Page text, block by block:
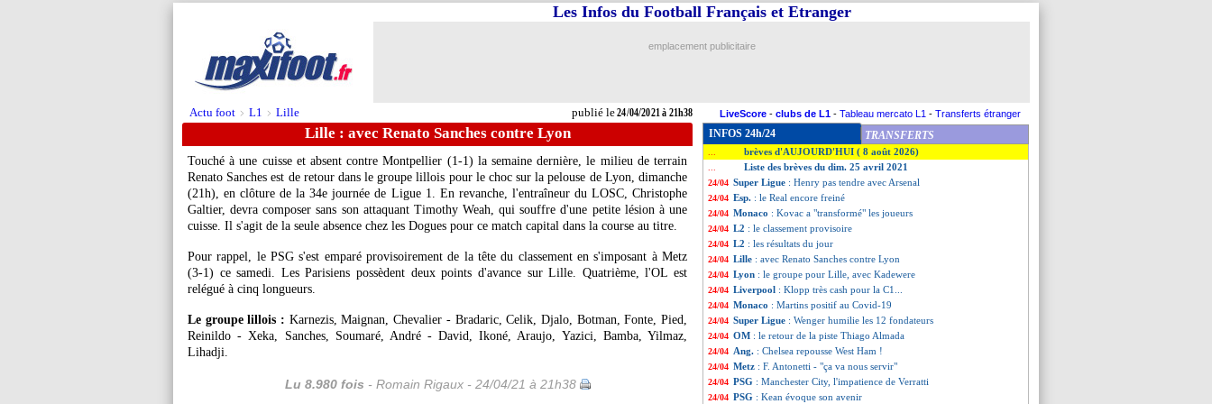
Actu foot > L1 > Lille publié le24/04/2021 à 21h38
Les Infos du Football Français et Etranger
emplacement publicitaire
LiveScore - clubs de L1 - Tableau mercato L1 - Transferts étranger
Lille : avec Renato Sanches contre Lyon
Touché à une cuisse et absent contre Montpellier (1-1) la semaine dernière, le milieu de terrain
Renato Sanches est de retour dans le groupe lillois pour le choc sur la pelouse de Lyon, dimanche
(21h), en clôture de la 34e journée de Ligue 1. En revanche, l'entraîneur du LOSC, Christophe
Galtier, devra composer sans son attaquant Timothy Weah, qui souffre d'une petite lésion à une
cuisse. Il s'agit de la seule absence chez les Dogues pour ce match capital dans la course au titre.
Pour rappel, le PSG s'est emparé provisoirement de la tête du classement en s'imposant à Metz
(3-1) ce samedi. Les Parisiens possèdent deux points d'avance sur Lille. Quatrième, l'OL est
relégué à cinq longueurs.
Le groupe lillois : Karnezis, Maignan, Chevalier - Bradaric, Celik, Djalo, Botman, Fonte, Pied,
Reinildo - Xeka, Sanches, Soumaré, André - David, Ikoné, Araujo, Yazici, Bamba, Yilmaz,
Lihadji.
Lu 8.980 fois - Romain Rigaux - 24/04/21 à 21h38
INFOS 24h/24 TRANSFERTS
brèves d'AUJOURD'HUI ( 8 août 2026)
Liste des brèves du dim. 25 avril 2021
24/04 Super Ligue : Henry pas tendre avec Arsenal
24/04 Esp. : le Real encore freiné
24/04 Monaco : Kovac a "transformé" les joueurs
24/04 L2 : le classement provisoire
24/04 L2 : les résultats du jour
24/04 Lille : avec Renato Sanches contre Lyon
24/04 Lyon : le groupe pour Lille, avec Kadewere
24/04 Liverpool : Klopp très cash pour la C1...
24/04 Monaco : Martins positif au Covid-19
24/04 Super Ligue : Wenger humilie les 12 fondateurs
24/04 OM : le retour de la piste Thiago Almada
24/04 Ang. : Chelsea repousse West Ham !
24/04 Metz : F. Antonetti - "ça va nous servir"
24/04 PSG : Manchester City, l'impatience de Verratti
24/04 PSG : Kean évoque son avenir